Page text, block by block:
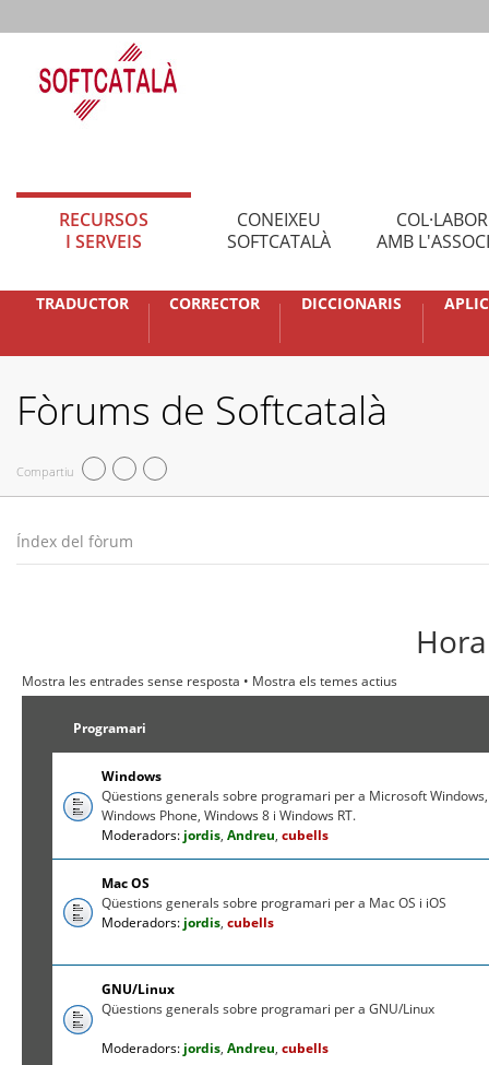
RECURSOS
I SERVEIS
CONEIXEU
SOFTCATALÀ
AMB
TRADUCTOR CORRECTOR DICCIONARIS
Fòrums de Softcatalà
Compartiu
Índex del fòrum
Mostra les entrades sense resposta • Mostra els temes actius
Programari
Windows
Qüestions generals sobre programari per a Microsoft Windows,
Windows Phone, Windows 8 i Windows RT.
Moderadors: jordis,Andreu,cubells
Mac OS
Qüestions generals sobre programari per a Mac OS i iOS
Moderadors: jordis,cubells
GNU/Linux
Qüestions generals sobre programari per a GNU/Linux
Moderadors: jordis,Andreu,cubells